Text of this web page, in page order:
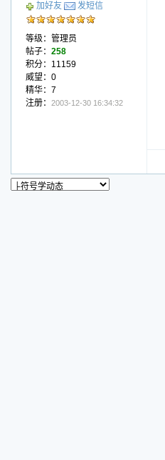
加好友 发短信
等级：管理员
帖子： 258
积分：11159
威望：0
精华：7
注册： 2003-12-30 16:34:32